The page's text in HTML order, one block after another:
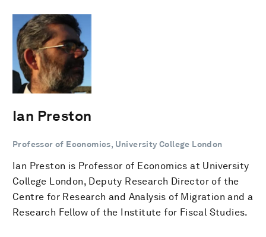
Ian Preston
Professor of Economics, University College London
Ian Preston is Professor of Economics at University
College London, Deputy Research Director of the
Centre for Research and Analysis of Migration and a
Research Fellow of the Institute for Fiscal Studies.